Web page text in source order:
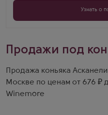
Узнать о
Продажи под
Продажа коньяка
Москве по ценам от 676 ₽
Winemore